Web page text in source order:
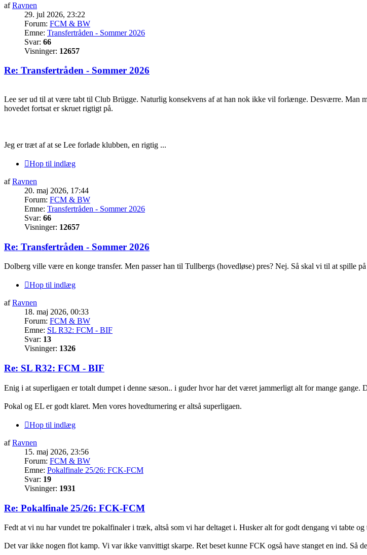
afRavnen
29. jul 2026, 23:22
Forum: FCM & BW
Emne: Transfertråden - Sommer 2026
Svar: 66
Visninger: 12657
Re: Transfertråden - Sommer 2026
Lee ser ud til at være tabt til Club Brügge. Naturlig konsekvens af at han nok ikke vil forlænge. Desværre. Man
hovedet fortsat er skruet rigtigt på.
Jeg er træt af at se Lee forlade klubben, en rigtig ...
Hop til indlæg
afRavnen
20. maj 2026, 17:44
Forum: FCM & BW
Emne: Transfertråden - Sommer 2026
Svar: 66
Visninger: 12657
Re: Transfertråden - Sommer 2026
Dolberg ville være en konge transfer. Men passer han til Tullbergs (hovedløse) pres? Nej. Så skal vi til at spille på
Hop til indlæg
afRavnen
18. maj 2026, 00:33
Forum: FCM & BW
Emne: SL R32: FCM - BIF
Svar: 13
Visninger: 1326
Re: SL R32: FCM - BIF
Enig i at superligaen er totalt dumpet i denne sæson.. i guder hvor har det været jammerligt alt for mange gange.
Pokal og EL er godt klaret. Men vores hovedturnering er altså superligaen.
Hop til indlæg
afRavnen
15. maj 2026, 23:56
Forum: FCM & BW
Emne: Pokalfinale 25/26: FCK-FCM
Svar: 19
Visninger: 1931
Re: Pokalfinale 25/26: FCK-FCM
Fedt at vi nu har vundet tre pokalfinaler i træk, altså som vi har deltaget i. Husker alt for godt dengang vi tabte og
Det var ikke nogen flot kamp. Vi var ikke vanvittigt skarpe. Ret beset kunne FCK også have stanget en ind.